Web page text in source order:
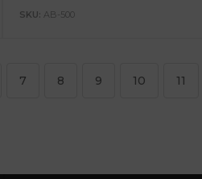
SKU: AB-500
7 8 9 10 11